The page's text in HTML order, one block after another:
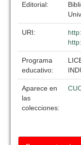
Editorial:
URI:
Programa
educativo:
Aparece en
las
colecciones: